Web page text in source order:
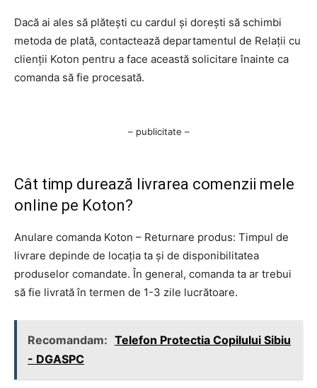
Dacă ai ales să plătești cu cardul și dorești să schimbi
metoda de plată, contactează departamentul de Relații cu
clienții Koton pentru a face această solicitare înainte ca
comanda să fie procesată.
– publicitate –
Cât timp durează livrarea comenzii mele
online pe Koton?
Anulare comanda Koton – Returnare produs: Timpul de
livrare depinde de locația ta și de disponibilitatea
produselor comandate. În general, comanda ta ar trebui
să fie livrată în termen de 1-3 zile lucrătoare.
Recomandam: Telefon Protectia Copilului Sibiu
- DGASPC